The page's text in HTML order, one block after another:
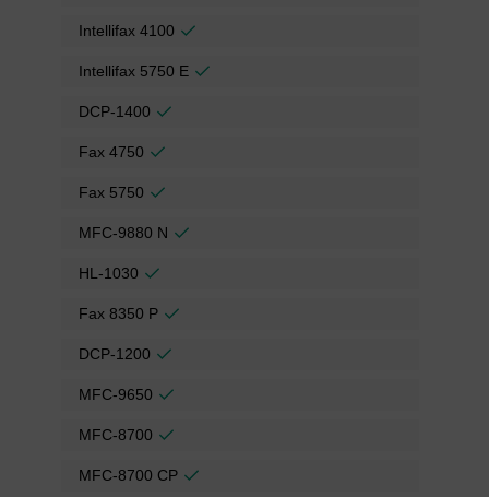
Intellifax 4100
Intellifax 5750 E
DCP-1400
Fax 4750
Fax 5750
MFC-9880 N
HL-1030
Fax 8350 P
DCP-1200
MFC-9650
MFC-8700
MFC-8700 CP